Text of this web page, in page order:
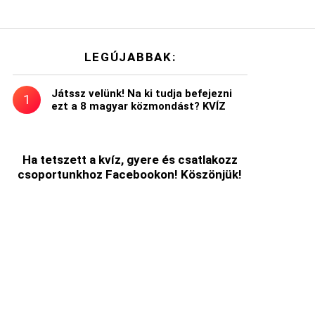
LEGÚJABBAK:
Játssz velünk! Na ki tudja befejezni
ezt a 8 magyar közmondást? KVÍZ
Ha tetszett a kvíz, gyere és csatlakozz
csoportunkhoz Facebookon! Köszönjük!